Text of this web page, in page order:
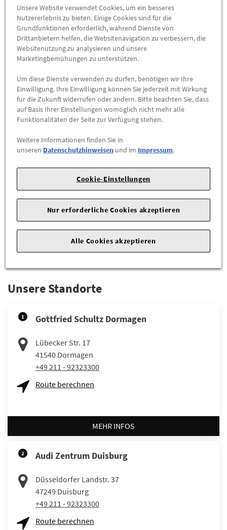
Wird auch oft von Kunden gekauft
639,90 €
ZUM PRODUKT
Unsere Standorte
1 Gottfried Schultz Dormagen
Lübecker Str. 17
41540 Dormagen
+49 211 - 92323300
Route berechnen
MEHR INFOS
2 Audi Zentrum Duisburg
Düsseldorfer Landstr. 37
47249 Duisburg
+49 211 - 92323300
Route berechnen
Unsere Website verwendet Cookies, um ein besseres
Nutzererlebnis zu bieten. Einige Cookies sind für die
Grundfunktionen erforderlich, während Dienste von
Drittanbietern helfen, die Websitenavigation zu verbessern, die
Websitenutzung zu analysieren und unsere
Marketingbemühungen zu unterstützen.
Um diese Dienste verwenden zu dürfen, benötigen wir Ihre
Einwilligung. Ihre Einwilligung können Sie jederzeit mit Wirkung
für die Zukunft widerrufen oder ändern. Bitte beachten Sie, dass
auf Basis Ihrer Einstellungen womöglich nicht mehr alle
Funktionalitäten der Seite zur Verfügung stehen.
Weitere Informationen finden Sie in
unseren Datenschutzhinweisen und im Impressum.
Cookie-Einstellungen
Nur erforderliche Cookies akzeptieren
Alle Cookies akzeptieren